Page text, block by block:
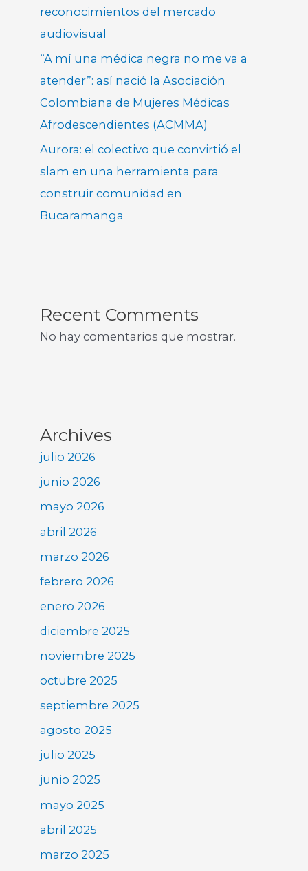
reconocimientos del mercado
audiovisual
“A mí una médica negra no me va a
atender”: así nació la Asociación
Colombiana de Mujeres Médicas
Afrodescendientes (ACMMA)
Aurora: el colectivo que convirtió el
slam en una herramienta para
construir comunidad en
Bucaramanga
Recent Comments
No hay comentarios que mostrar.
Archives
julio 2026
junio 2026
mayo 2026
abril 2026
marzo 2026
febrero 2026
enero 2026
diciembre 2025
noviembre 2025
octubre 2025
septiembre 2025
agosto 2025
julio 2025
junio 2025
mayo 2025
abril 2025
marzo 2025